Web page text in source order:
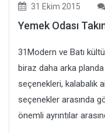
31 Ekim 2015
Yemek Odası
31Modern ve Batı
biraz daha arka planda
seçenekleri, kalabalık
seçenekler arasında
önemli ayrıntılar